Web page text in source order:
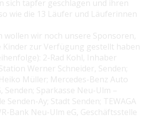
sich tapfer geschlagen und ihren
wie die 13 Läufer und Läuferinnen
wollen wir noch unsere Sponsoren,
Kinder zur Verfügung gestellt haben
2-Rad Kohl, Inhaber
Werner Schneider, Senden;
Müller; Mercedes-Benz Auto
Senden; Sparkasse Neu-Ulm –
Senden-Ay; Stadt Senden; TEWAGA
Bank Neu-Ulm eG, Geschäftsstelle